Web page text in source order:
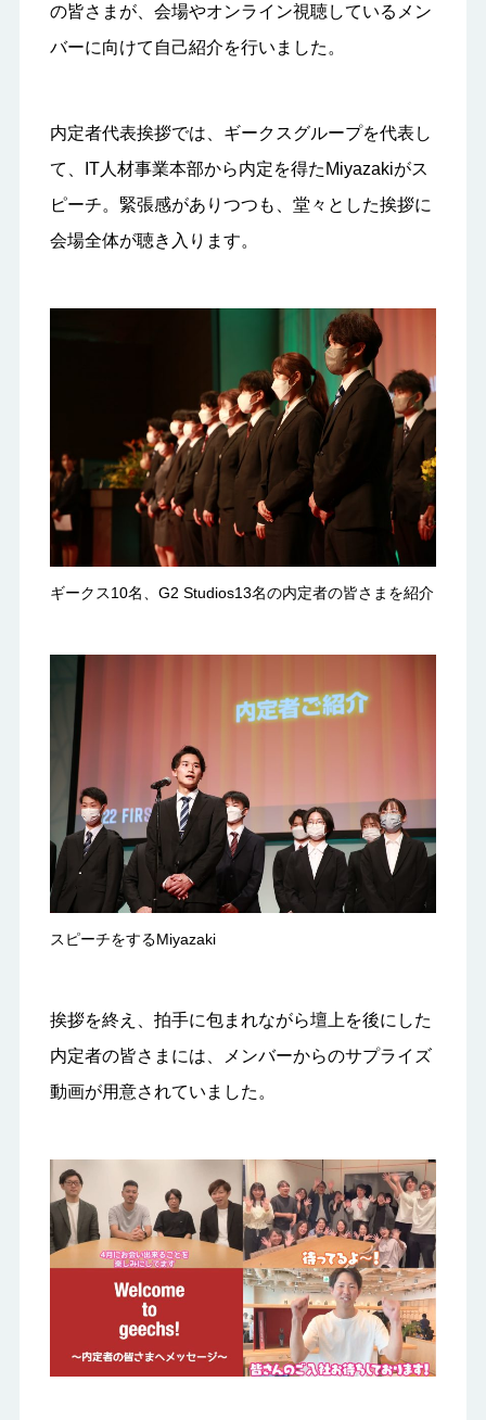
の皆さまが、会場やオンライン視聴しているメン
バーに向けて自己紹介を行いました。
内定者代表挨拶では、ギークスグループを代表し
て、IT人材事業本部から内定を得たMiyazakiがス
ピーチ。緊張感がありつつも、堂々とした挨拶に
会場全体が聴き入ります。
ギークス10名、G2 Studios13名の内定者の皆さまを紹介
スピーチをするMiyazaki
挨拶を終え、拍手に包まれながら壇上を後にした
内定者の皆さまには、メンバーからのサプライズ
動画が用意されていました。